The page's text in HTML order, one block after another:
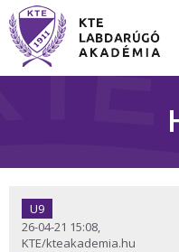
U9
26-04-21 15:08,
KTE/kteakademia.hu